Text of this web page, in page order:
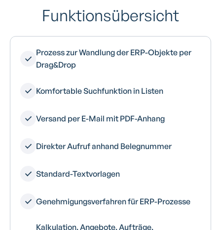
Funktionsübersicht
Prozess zur Wandlung der ERP-Objekte per
Drag&Drop
Komfortable Suchfunktion in Listen
Versand per E-Mail mit PDF-Anhang
Direkter Aufruf anhand Belegnummer
Standard-Textvorlagen
Genehmigungsverfahren für ERP-Prozesse
Kalkulation, Angebote, Aufträge,